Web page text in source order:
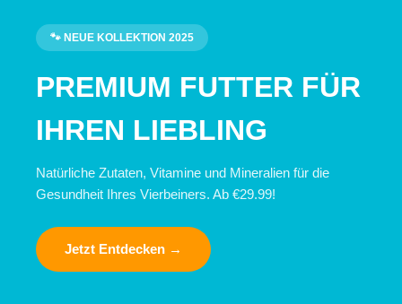
🐾 NEUE KOLLEKTION 2025
PREMIUM FUTTER FÜR
IHREN LIEBLING
Natürliche Zutaten, Vitamine und Mineralien für die
Gesundheit Ihres Vierbeiners. Ab €29.99!
Jetzt Entdecken →